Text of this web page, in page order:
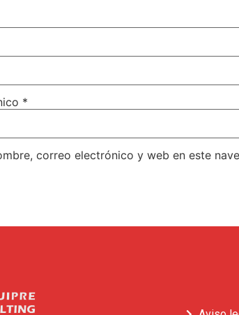
*
correo electrónico y web en este